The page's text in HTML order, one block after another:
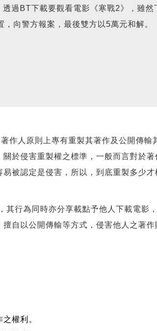
BT下載要觀看電影《寒戰2》，雖然
向警方報案，最後雙方以5萬元和解。
人原則上專有重製其著作及公開傳輸
於侵害重製權之標準，一般而言對於
被認定是侵害，所以，到底重製多少
為同時亦分享載點予他人下載電影
自以公開傳輸等方式，侵害他人之著
權利。